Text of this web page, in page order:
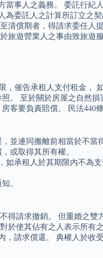
事人之義務。 委託行紀
委託人之計算所訂立之
清償期者，得請求委任人
旅遊營業人之事由致旅遊
催告承租人支付租金，
。 至於關於房屋之自然
客要負責賠償。 民法440
並連同搬離前相當於不當
或取得其所有權。
承租人於其期限內不為支
。
得請求撤銷。 但重婚之雙
於使其佔有之人表示所有
請求償還。 典權人於收